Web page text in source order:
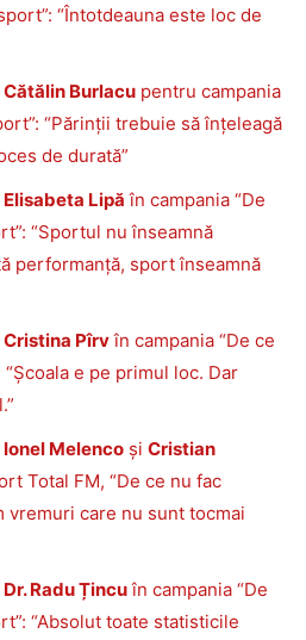
“Întotdeauna este loc de
Cătălin Burlacu pentru campania
“Părinții trebuie să înțeleagă
de durată”
Elisabeta Lipă în campania “De
“Sportul nu înseamnă
performanță, sport înseamnă
Cristina Pîrvîn campania “De ce
e pe primul loc. Dar
Ionel Melenco și Cristian
Total FM, “De ce nu fac
vremuri care nu sunt tocmai
Dr. Radu Țincuîn campania “De
“Absolut toate statisticile